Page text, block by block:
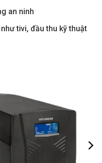
an ninh
tivi, đầu thu kỹ thuật